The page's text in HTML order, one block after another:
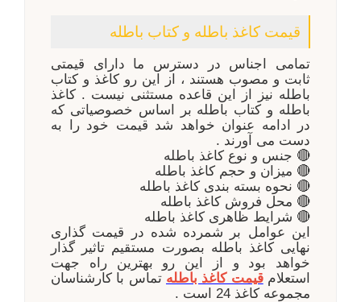
قیمت کاغذ باطله و کتاب باطله
تمامی اجناس در دسترس ما دارای قیمتی
ثابت و مصوب هستند ، از این رو کاغذ و کتاب
باطله نیز از این قاعده مستثنی نیست . کاغذ
باطله و کتاب باطله بر اساس خصوصیاتی که
در ادامه عنوان خواهد شد قیمت خود را به
دست می آورند .
🔴 جنس و نوع کاغذ باطله
🔴 میزان و حجم کاغذ باطله
🔴 نحوه بسته بندی کاغذ باطله
🔴 محل فروش کاغذ باطله
🔴 شرایط ظاهری کاغذ باطله
این عوامل بر شمرده شده در قیمت گذاری
نهایی کاغذ باطله بصورت مستقیم تاثیر گذار
خواهد بود و از این رو بهترین راه جهت
استعلام قیمت کاغذ باطله تماس با کارشناسان
مجموعه کاغذ 24 است .